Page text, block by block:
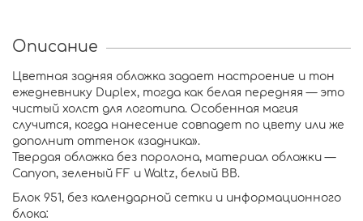
Описание
Цветная задняя обложка задает настроение и тон
ежедневнику Duplex, тогда как белая передняя — это
чистый холст для логотипа. Особенная магия
случится, когда нанесение совпадет по цвету или же
дополнит оттенок «задника».
Твердая обложка без поролона, материал обложки —
Canyon, зеленый FF и Waltz, белый BB.
Блок 951, без календарной сетки и информационного
блока: